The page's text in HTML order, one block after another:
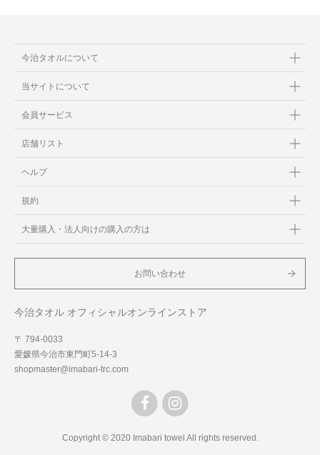
今治タオルについて
当サイトについて
会員サービス
店舗リスト
ヘルプ
規約
大量購入・法人向けの購入の方は
お問い合わせ
今治タオル オフィシャルオンラインストア
〒 794-0033
愛媛県今治市東門町5-14-3
shopmaster@imabari-trc.com
Copyright © 2020 Imabari towel All rights reserved.